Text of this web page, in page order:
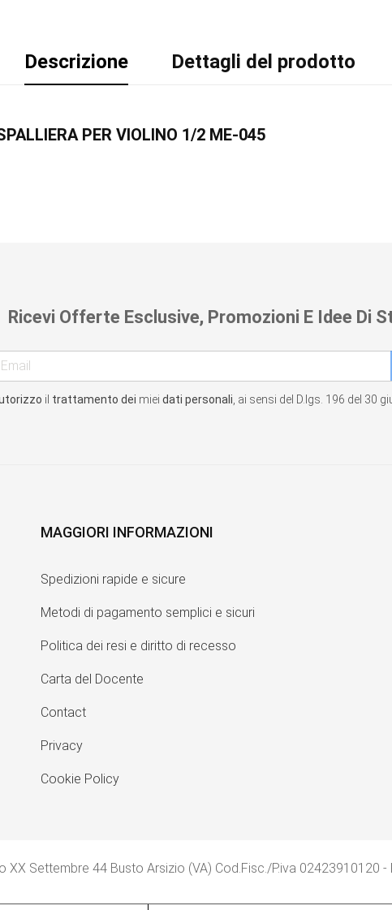
Descrizione Dettagli del prodotto
PER VIOLINO 1/2 ME-045
Ricevi Offerte Esclusive, Promozioni E Idee Di
il trattamento dei miei dati personali , ai sensi del D.lgs. 196 del 30
MAGGIORI INFORMAZIONI
Spedizioni rapide e sicure
Metodi di pagamento semplici e sicuri
Politica dei resi e diritto di recesso
Carta del Docente
Contact
Privacy
Cookie Policy
XX Settembre 44 Busto Arsizio (VA) Cod.Fisc./P.iva 02423910120